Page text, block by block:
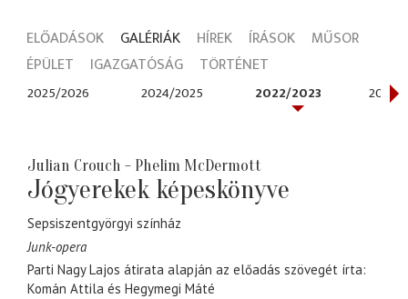
ELŐADÁSOK GALÉRIÁK HÍREK ÍRÁSOK
MŰSOR
ÉPÜLET
IGAZGATÓSÁG TÖRTÉNET
2025/2026 2024/2025 2022/2023 2021/
Julian Crouch - Phelim McDermott
Jógyerekek képeskönyve
Sepsiszentgyörgyi színház
Junk-opera
Parti Nagy Lajos átirata alapján az előadás szövegét írta:
Komán Attila és Hegymegi Máté